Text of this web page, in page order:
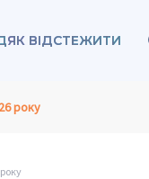
ЯК ВІДСТЕЖИТИ
року